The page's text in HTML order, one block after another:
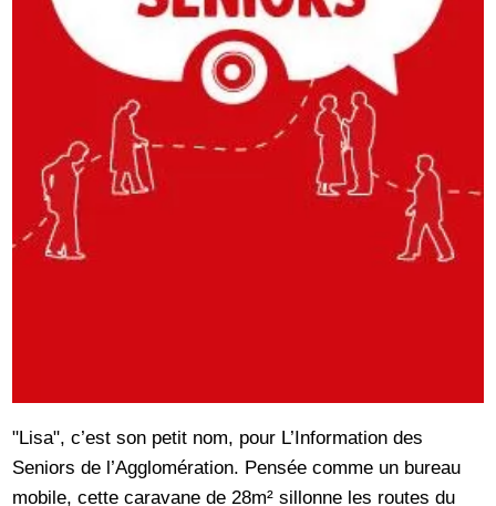
"Lisa", c’est son petit nom, pour L’Information des
Seniors de l’Agglomération. Pensée comme un bureau
mobile, cette caravane de 28m² sillonne les routes du